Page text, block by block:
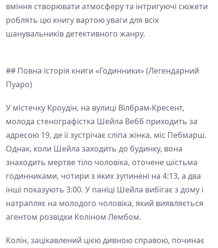
вміння створювати атмосферу та інтригуючі сюжети
роблять цю книгу вартою уваги для всіх
шанувальників детективного жанру.
## Повна історія книги «Годинники» (Легендарний
Пуаро)
У містечку Кроудін, на вулиці Вілбрам-Кресент,
молода стенографістка Шейла Вебб приходить за
адресою 19, де її зустрічає сліпа жінка, міс Пебмарш.
Однак, коли Шейла заходить до будинку, вона
знаходить мертве тіло чоловіка, оточене шістьма
годинниками, чотири з яких зупинені на 4:13, а два
інші показують 3:00. У паніці Шейла вибігає з дому і
натрапляє на молодого чоловіка, який виявляється
агентом розвідки Коліном Лембом.
Колін, зацікавлений цією дивною справою, починає